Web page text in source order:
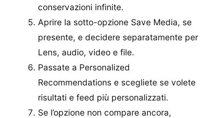
conservazioni infinite.
Aprire la sotto-opzione Save Media, se
presente, e decidere separatamente per
Lens, audio, video e file.
Passate a Personalized
Recommendations e scegliete se volete
risultati e feed più personalizzati.
Se l’opzione non compare ancora,